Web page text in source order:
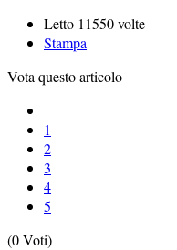
Letto 11550 volte
Stampa
Vota questo articolo
1
2
3
4
5
(0 Voti)